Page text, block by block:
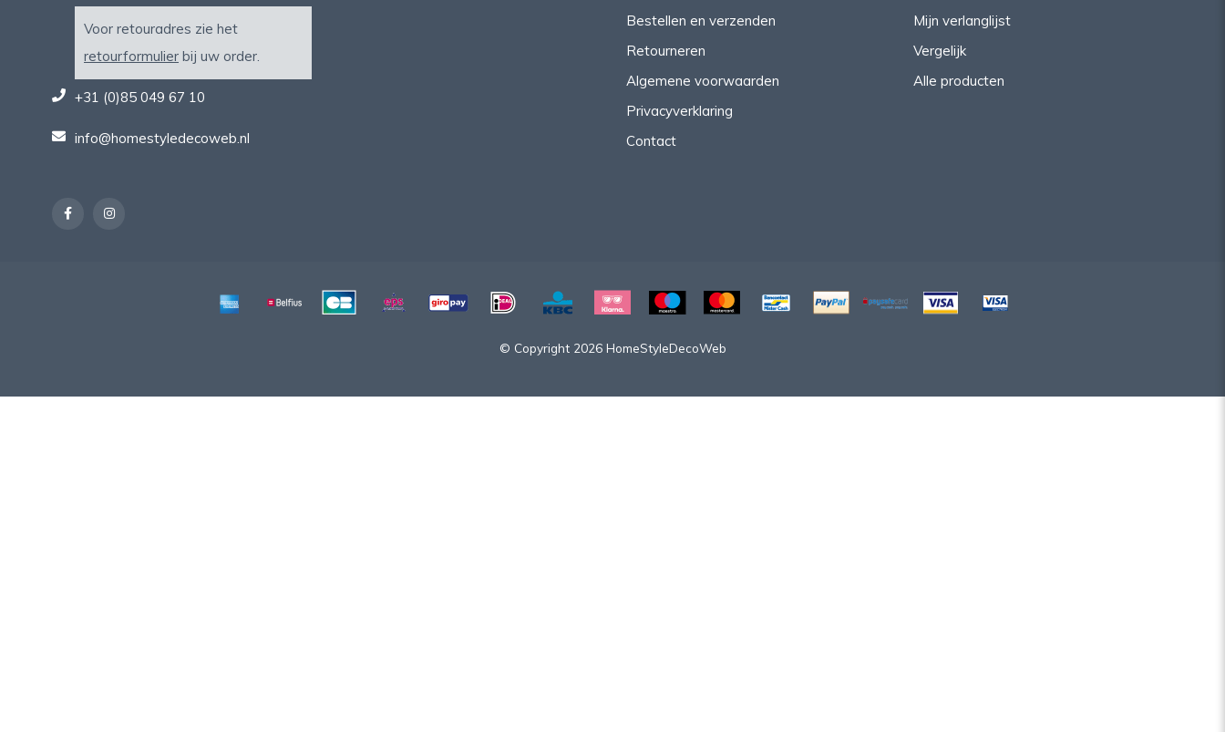
Voor retouradres zie het
retourformulier bij uw order.
+31 (0)85 049 67 10
info@homestyledecoweb.nl
Bestellen en verzenden
Retourneren
Algemene voorwaarden
Privacyverklaring
Contact
Mijn verlanglijst
Vergelijk
Alle producten
© Copyright 2026 HomeStyleDecoWeb